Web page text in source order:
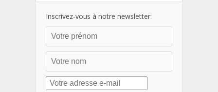
Inscrivez-vous à notre newsletter: